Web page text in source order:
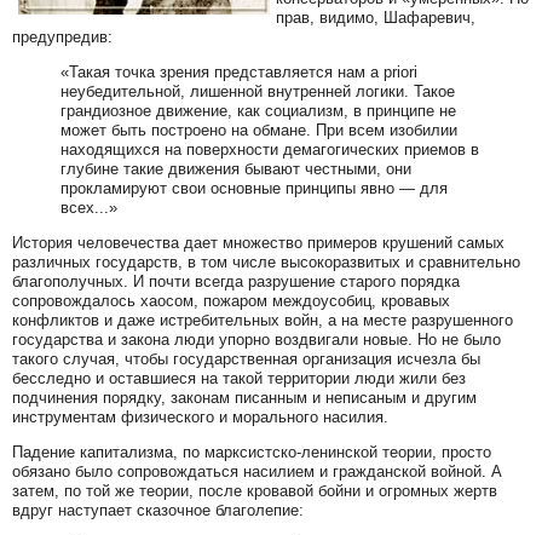
прав, видимо, Шафаревич,
предупредив:
«Такая точка зрения представляется нам a priori
неубедительной, лишенной внутренней логики. Такое
грандиозное движение, как социализм, в принципе не
может быть построено на обмане. При всем изобилии
находящихся на поверхности демагогических приемов в
глубине такие движения бывают честными, они
прокламируют свои основные принципы явно — для
всех...»
История человечества дает множество примеров крушений самых
различных государств, в том числе высокоразвитых и сравнительно
благополучных. И почти всегда разрушение старого порядка
сопровождалось хаосом, пожаром междоусобиц, кровавых
конфликтов и даже истребительных войн, а на месте разрушенного
государства и закона люди упорно воздвигали новые. Но не было
такого случая, чтобы государственная организация исчезла бы
бесследно и оставшиеся на такой территории люди жили без
подчинения порядку, законам писанным и неписаным и другим
инструментам физического и морального насилия.
Падение капитализма, по марксистско-ленинской теории, просто
обязано было сопровождаться насилием и гражданской войной. А
затем, по той же теории, после кровавой бойни и огромных жертв
вдруг наступает сказочное благолепие: